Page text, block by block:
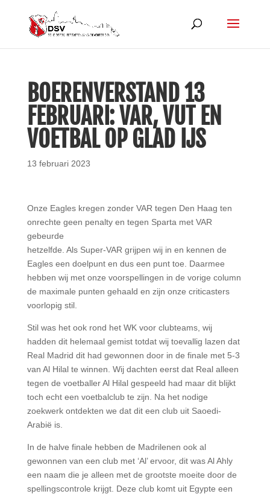
BOERENVERSTAND 13
FEBRUARI: VAR, VUT EN
VOETBAL OP GLAD IJS
13 februari 2023
Onze Eagles kregen zonder VAR tegen Den Haag ten
onrechte geen penalty en tegen Sparta met VAR
gebeurde
hetzelfde. Als Super-VAR grijpen wij in en kennen de
Eagles een doelpunt en dus een punt toe. Daarmee
hebben wij met onze voorspellingen in de vorige column
de maximale punten gehaald en zijn onze criticasters
voorlopig stil.
Stil was het ook rond het WK voor clubteams, wij
hadden dit helemaal gemist totdat wij toevallig lazen dat
Real Madrid dit had gewonnen door in de finale met 5-3
van Al Hilal te winnen. Wij dachten eerst dat Real alleen
tegen de voetballer Al Hilal gespeeld had maar dit blijkt
toch echt een voetbalclub te zijn. Na het nodige
zoekwerk ontdekten we dat dit een club uit Saoedi-
Arabië is.
In de halve finale hebben de Madrilenen ook al
gewonnen van een club met ‘Al’ ervoor, dit was Al Ahly
een naam die je alleen met de grootste moeite door de
spellingscontrole krijgt. Deze club komt uit Egypte een